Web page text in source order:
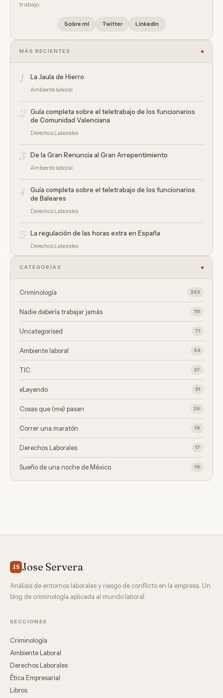
trabajo.
Sobre mí Twitter LinkedIn
MÁS RECIENTES
1 La Jaula de Hierro
Ambiente laboral
2
Guía completa sobre el teletrabajo de los funcionarios
de Comunidad Valenciana
Derechos Laborales
3 De la Gran Renuncia al Gran Arrepentimiento
Ambiente laboral
4
Guía completa sobre el teletrabajo de los funcionarios
de Baleares
Derechos Laborales
5 La regulación de las horas extra en España
Derechos Laborales
CATEGORÍAS
Criminología 263
Nadie debería trabajar jamás 111
Uncategorised 71
Ambiente laboral 54
TIC 37
eLeyendo 31
Cosas que (me) pasan 26
Correr una maratón 19
Derechos Laborales 17
Sueño de una noche de México 16
JS Jose Servera
Análisis de entornos laborales y riesgo de conflicto en la empresa. Un
blog de criminología aplicada al mundo laboral.
SECCIONES
Criminología
Ambiente Laboral
Derechos Laborales
Ética Empresarial
Libros